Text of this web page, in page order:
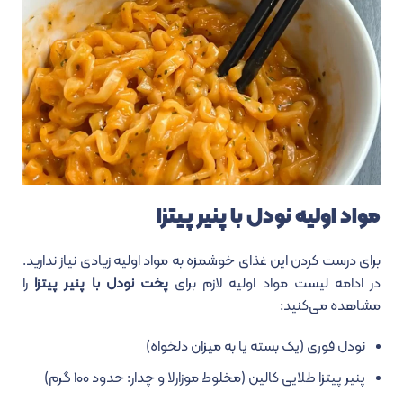
مواد اولیه نودل با پنیر پیتزا
برای درست کردن این غذای خوشمزه به مواد اولیه زیادی نیاز ندارید.
در ادامه لیست مواد اولیه لازم برایپخت نودل با پنیر پیتزا را
مشاهده می‌کنید:
نودل فوری (یک بسته یا به میزان دلخواه)
پنیر پیتزا طلایی کالین (مخلوط موزارلا و چدار: حدود ۱۰۰ گرم)